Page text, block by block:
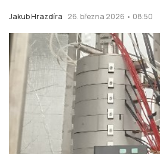
Jakub Hrazdíra 26. března 2026 • 08:50